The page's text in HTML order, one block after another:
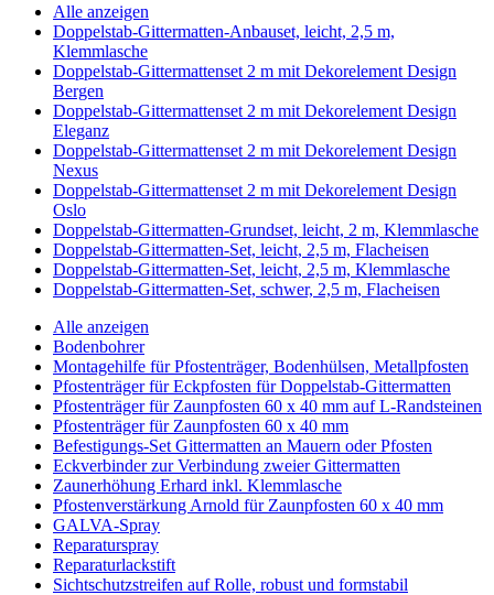
Alle anzeigen
Doppelstab-Gittermatten-Anbauset, leicht, 2,5 m,
Klemmlasche
Doppelstab-Gittermattenset 2 m mit Dekorelement Design
Bergen
Doppelstab-Gittermattenset 2 m mit Dekorelement Design
Eleganz
Doppelstab-Gittermattenset 2 m mit Dekorelement Design
Nexus
Doppelstab-Gittermattenset 2 m mit Dekorelement Design
Oslo
Doppelstab-Gittermatten-Grundset, leicht, 2 m, Klemmlasche
Doppelstab-Gittermatten-Set, leicht, 2,5 m, Flacheisen
Doppelstab-Gittermatten-Set, leicht, 2,5 m, Klemmlasche
Doppelstab-Gittermatten-Set, schwer, 2,5 m, Flacheisen
Alle anzeigen
Bodenbohrer
Montagehilfe für Pfostenträger, Bodenhülsen, Metallpfosten
Pfostenträger für Eckpfosten für Doppelstab-Gittermatten
Pfostenträger für Zaunpfosten 60 x 40 mm auf L-Randsteinen
Pfostenträger für Zaunpfosten 60 x 40 mm
Befestigungs-Set Gittermatten an Mauern oder Pfosten
Eckverbinder zur Verbindung zweier Gittermatten
Zaunerhöhung Erhard inkl. Klemmlasche
Pfostenverstärkung Arnold für Zaunpfosten 60 x 40 mm
GALVA-Spray
Reparaturspray
Reparaturlackstift
Sichtschutzstreifen auf Rolle, robust und formstabil